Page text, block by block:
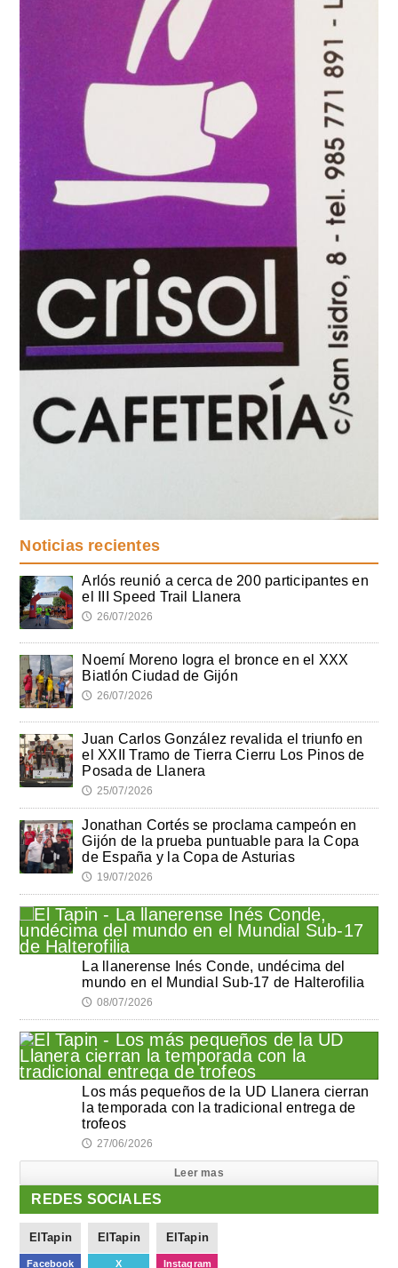
Noticias recientes
Arlós reunió a cerca de 200 participantes en
el III Speed Trail Llanera
🕔 26/07/2026
Noemí Moreno logra el bronce en el XXX
Biatlón Ciudad de Gijón
🕔 26/07/2026
Juan Carlos González revalida el triunfo en
el XXII Tramo de Tierra Cierru Los Pinos de
Posada de Llanera
🕔 25/07/2026
Jonathan Cortés se proclama campeón en
Gijón de la prueba puntuable para la Copa
de España y la Copa de Asturias
🕔 19/07/2026
La llanerense Inés Conde, undécima del
mundo en el Mundial Sub-17 de Halterofilia
🕔 08/07/2026
Los más pequeños de la UD Llanera cierran
la temporada con la tradicional entrega de
trofeos
🕔 27/06/2026
Leer mas
REDES SOCIALES
ElTapin
Facebook
ElTapin
X
ElTapin
Instagram